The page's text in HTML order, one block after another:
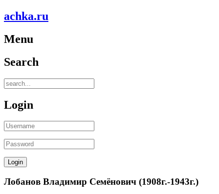
achka.ru
Menu
Search
Login
Лобанов Владимир Семёнович (1908г.-1943г.)